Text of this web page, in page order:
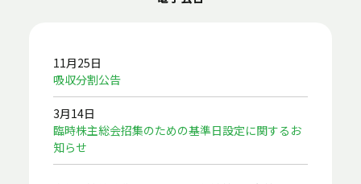
11月25日
吸収分割公告
3月14日
臨時株主総会招集のための基準日設定に関するお
知らせ